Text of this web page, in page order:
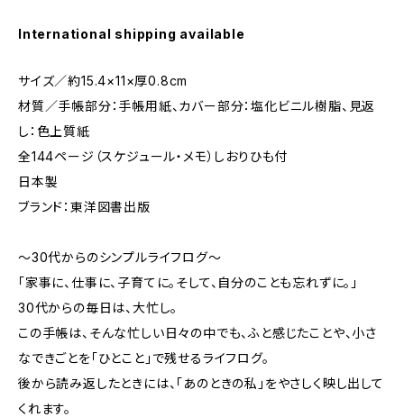
International shipping available
サイズ／約15.4×11×厚0.8cm
材質／手帳部分：手帳用紙、カバー部分：塩化ビニル樹脂、見返
し：色上質紙
全144ページ（スケジュール・メモ）しおりひも付
日本製
ブランド：東洋図書出版
～30代からのシンプルライフログ～
「家事に、仕事に、子育てに。そして、自分のことも忘れずに。」
30代からの毎日は、大忙し。
この手帳は、そんな忙しい日々の中でも、ふと感じたことや、小さ
なできごとを「ひとこと」で残せるライフログ。
後から読み返したときには、「あのときの私」をやさしく映し出して
くれます。